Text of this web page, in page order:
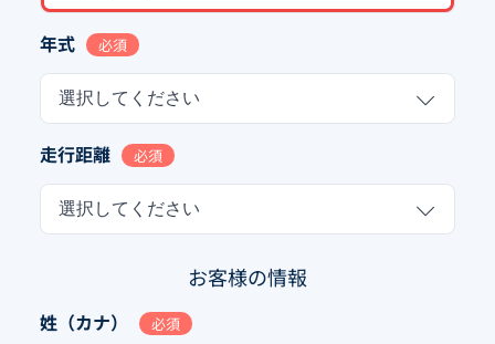
年式 必須
選択してください
走行距離 必須
選択してください
お客様の情報
姓（カナ） 必須